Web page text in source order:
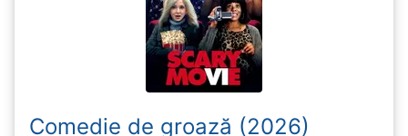
Comedie de groază (2026)